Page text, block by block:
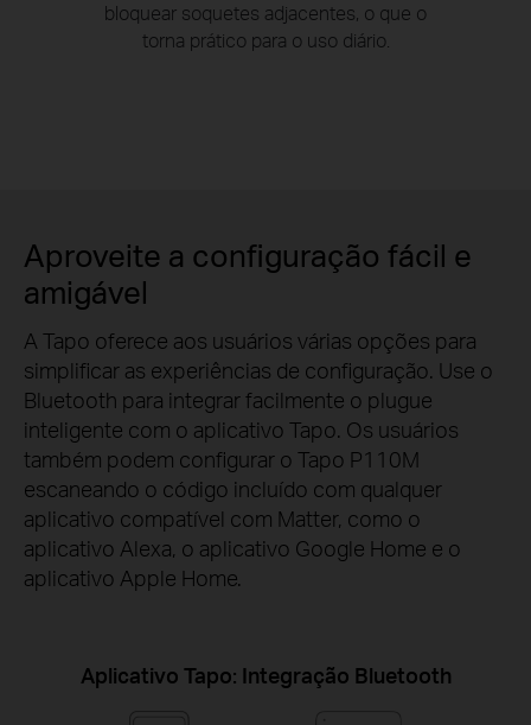
bloquear soquetes adjacentes, o que o
torna prático para o uso diário.
Aproveite a configuração fácil e
amigável
A Tapo oferece aos usuários várias opções para
simplificar as experiências de configuração. Use o
Bluetooth para integrar facilmente o plugue
inteligente com o aplicativo Tapo. Os usuários
também podem configurar o Tapo P110M
escaneando o código incluído com qualquer
aplicativo compatível com Matter, como o
aplicativo Alexa, o aplicativo Google Home e o
aplicativo Apple Home.
Aplicativo Tapo: Integração Bluetooth